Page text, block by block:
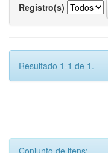
Registro(s)
Resultado 1-1 de 1.
Conjunto de itens: